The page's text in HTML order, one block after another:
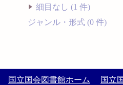
細目なし (1 件)
ジャンル・形式 (0 件)
国立国会図書館ホーム 国立